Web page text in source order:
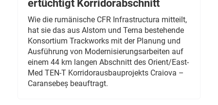
ertüchtigt Korridorabschnitt
Wie die rumänische CFR Infrastructura mitteilt,
hat sie das aus Alstom und Terna bestehende
Konsortium Trackworks mit der Planung und
Ausführung von Modernisierungsarbeiten auf
einem 44 km langen Abschnitt des Orient/East-
Med TEN-T Korridorausbauprojekts Craiova –
Caransebeș beauftragt.